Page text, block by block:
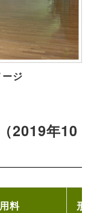
ジ
2019年10
料
形